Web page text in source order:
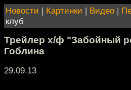
Новости | Картинки | Видео |
клуб
Трейлер х/ф "Забойный
Гоблина
29.09.13